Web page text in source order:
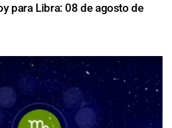
para Libra: 08 de agosto de